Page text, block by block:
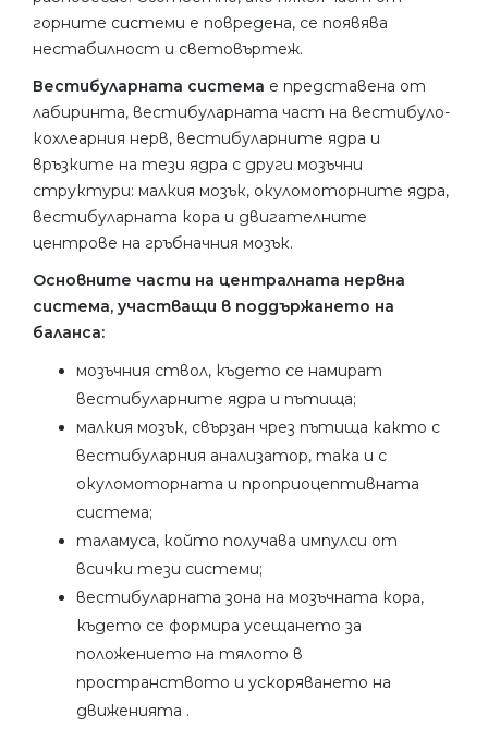
горните системи е повредена, се появява
нестабилност и световъртеж.
Вестибуларната система е представена от
лабиринта, вестибуларната част на вестибуло-
кохлеарния нерв, вестибуларните ядра и
връзките на тези ядра с други мозъчни
структури: малкия мозък, окуломоторните ядра,
вестибуларната кора и двигателните
центрове на гръбначния мозък.
Основните части на централната нервна
система, участващи в поддържането на
баланса:
мозъчния ствол, където се намират
вестибуларните ядра и пътища;
малкия мозък, свързан чрез пътища както с
вестибуларния анализатор, така и с
окуломоторната и проприоцептивната
система;
таламуса, който получава импулси от
всички тези системи;
вестибуларната зона на мозъчната кора,
където се формира усещането за
положението на тялото в
пространството и ускоряването на
движенията .